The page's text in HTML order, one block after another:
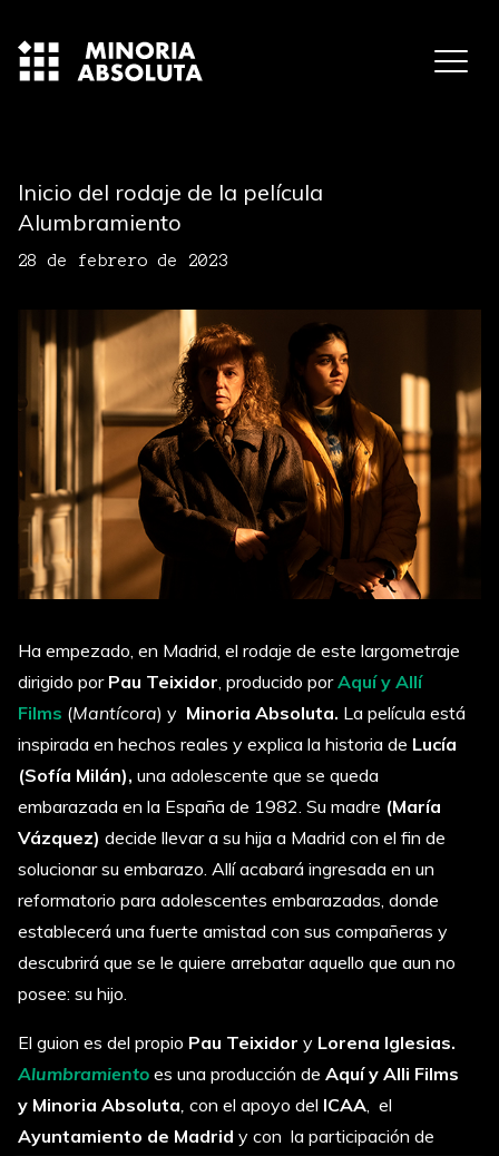
Inicio del rodaje de la película
Alumbramiento
28 de febrero de 2023
Ha empezado, en Madrid, el rodaje de este largometraje
dirigido por Pau Teixidor, producido porAquí y Allí
Films (Mantícora) y Minoria Absoluta. La película está
inspirada en hechos reales y explica la historia de Lucía
(Sofía Milán), una adolescente que se queda
embarazada en la España de 1982. Su madre (María
Vázquez) decide llevar a su hija a Madrid con el fin de
solucionar su embarazo. Allí acabará ingresada en un
reformatorio para adolescentes embarazadas, donde
establecerá una fuerte amistad con sus compañeras y
descubrirá que se le quiere arrebatar aquello que aun no
posee: su hijo.
El guion es del propio Pau Teixidor y Lorena Iglesias.
Alumbramiento es una producción de Aquí y Alli Films
y Minoria Absoluta, con el apoyo del ICAA, el
Ayuntamiento de Madrid y con la participación de